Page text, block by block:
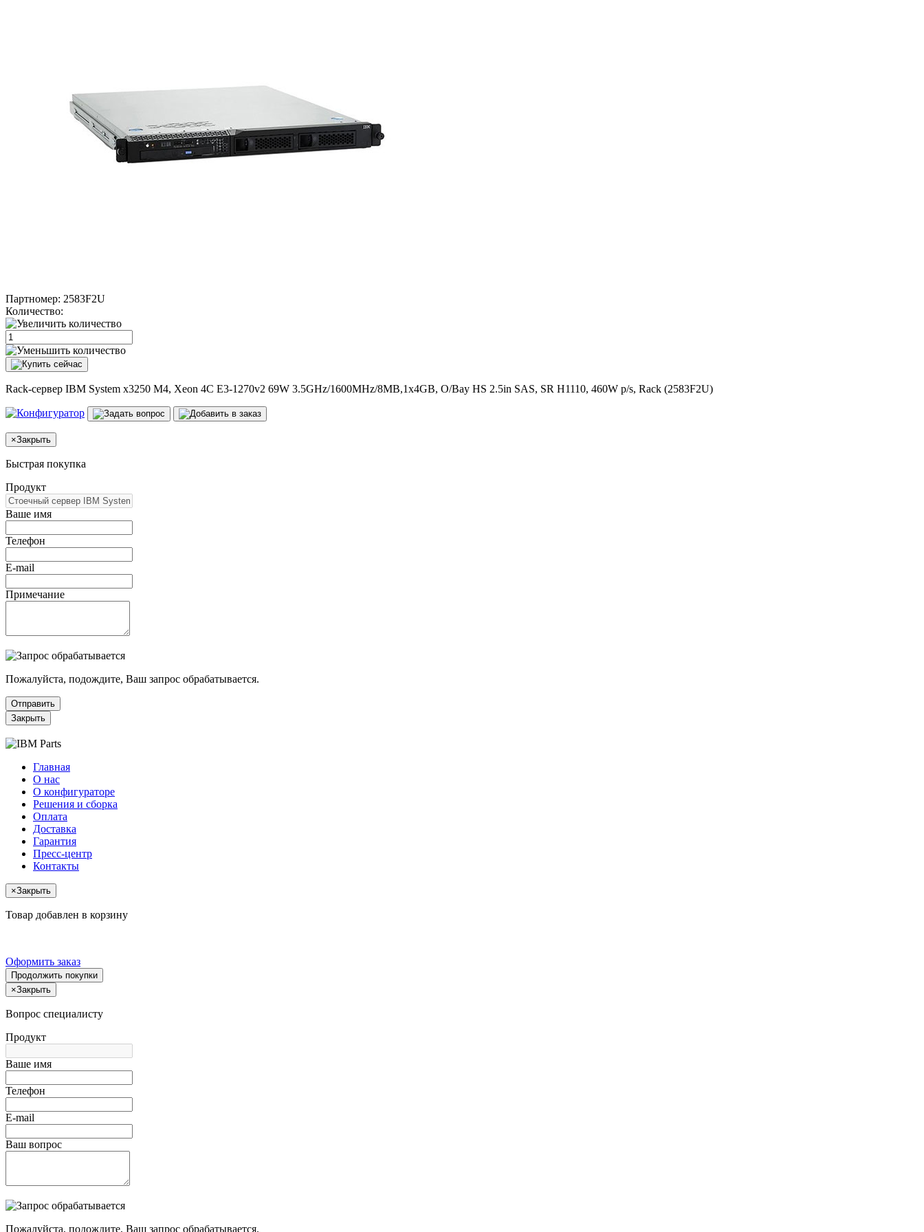
Партномер: 2583F2U
Количество:
Rack-сервер IBM System x3250 M4, Xeon 4C E3-1270v2 69W 3.5GHz/1600MHz/8MB,1x4GB, O/Bay HS 2.5in SAS, SR H1110, 460W p/s, Rack (2583F2U)
×Закрыть
Быстрая покупка
Продукт
Ваше имя
Телефон
E-mail
Примечание
Пожалуйста, подождите, Ваш запрос обрабатывается.
Отправить
Закрыть
Главная
О нас
О конфигураторе
Решения и сборка
Оплата
Доставка
Гарантия
Пресс-центр
Контакты
×Закрыть
Товар добавлен в корзину
Оформить заказ
Продолжить покупки
×Закрыть
Вопрос специалисту
Продукт
Ваше имя
Телефон
E-mail
Ваш вопрос
Пожалуйста, подождите, Ваш запрос обрабатывается.